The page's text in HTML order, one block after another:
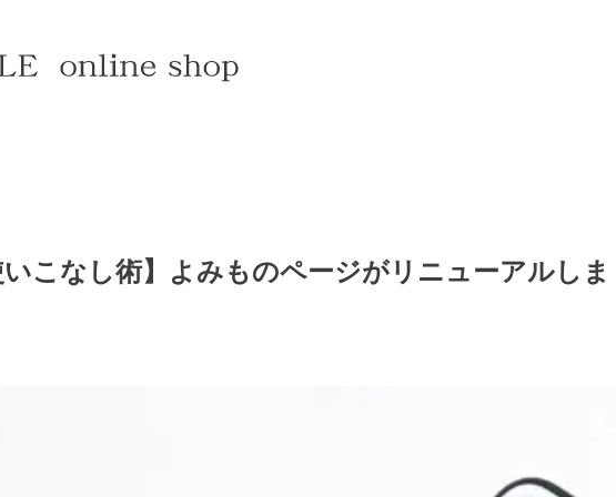
いこなし術】よみものページがリニューアルし